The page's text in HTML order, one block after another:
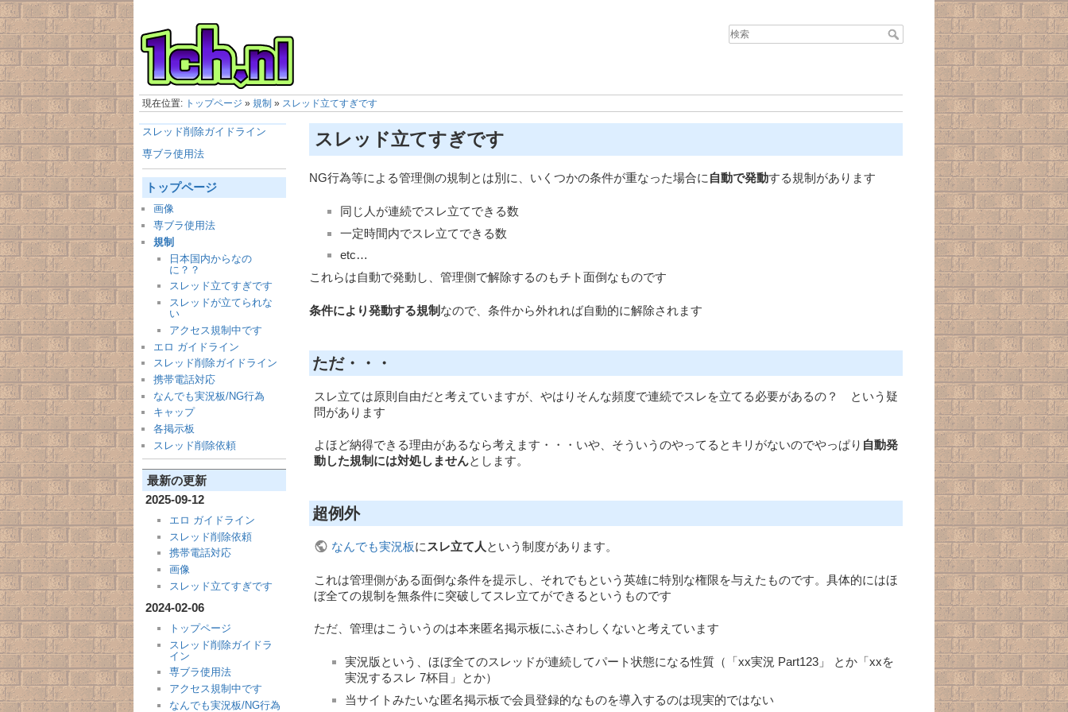
現在位置: トップページ »規制 » スレッド立てすぎです
スレッド削除ガイドライン
専ブラ使用法
トップページ
画像
専ブラ使用法
規制
日本国内からなの
に？？
スレッド立てすぎです
スレッドが立てられな
い
アクセス規制中です
エロ ガイドライン
スレッド削除ガイドライン
携帯電話対応
なんでも実況板/NG行為
キャップ
各掲示板
スレッド削除依頼
最新の更新
2025-09-12
エロ ガイドライン
スレッド削除依頼
携帯電話対応
画像
スレッド立てすぎです
2024-02-06
トップページ
スレッド削除ガイドラ
イン
専ブラ使用法
アクセス規制中です
なんでも実況板/NG行為
スレッド立てすぎです
NG行為等による管理側の規制とは別に、いくつかの条件が重なった場合に自動で発動する規制があります
同じ人が連続でスレ立てできる数
一定時間内でスレ立てできる数
etc…
これらは自動で発動し、管理側で解除するのもチト面倒なものです
条件により発動する規制 なので、条件から外れれば自動的に解除されます
ただ・・・
スレ立ては原則自由だと考えていますが、やはりそんな頻度で連続でスレを立てる必要があるの？ という疑
問があります
よほど納得できる理由があるなら考えます・・・いや、そういうのやってるとキリがないのでやっぱり 自動発
動した規制には対処しませんとします。
超例外
なんでも実況板に スレ立て人 という制度があります。
これは管理側がある面倒な条件を提示し、それでもという英雄に特別な権限を与えたものです。具体的にはほ
ぼ全ての規制を無条件に突破してスレ立てができるというものです
ただ、管理はこういうのは本来匿名掲示板にふさわしくないと考えています
実況版という、ほぼ全てのスレッドが連続してパート状態になる性質（「xx実況 Part123」 とか「xxを
実況するスレ 7杯目」とか）
当サイトみたいな匿名掲示板で会員登録的なものを導入するのは現実的ではない